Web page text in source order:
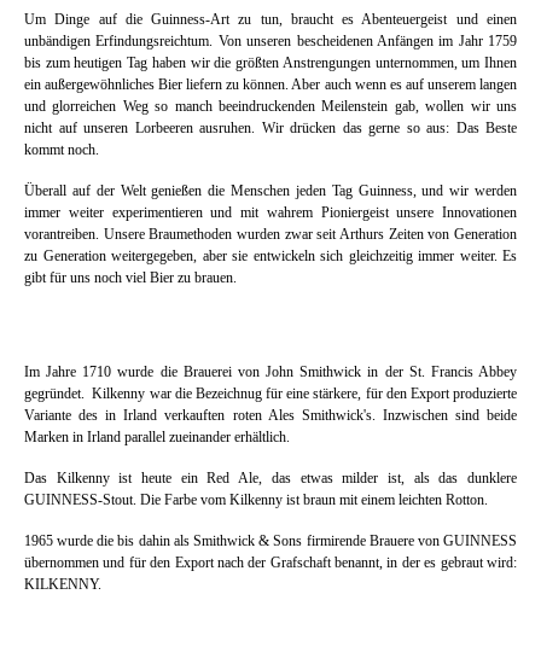
Um Dinge auf die Guinness-Art zu tun, braucht es Abenteuergeist und einen
unbändigen Erfindungsreichtum. Von unseren bescheidenen Anfängen im Jahr 1759
bis zum heutigen Tag haben wir die größten Anstrengungen unternommen, um Ihnen
ein außergewöhnliches Bier liefern zu können. Aber auch wenn es auf unserem langen
und glorreichen Weg so manch beeindruckenden Meilenstein gab, wollen wir uns
nicht auf unseren Lorbeeren ausruhen. Wir drücken das gerne so aus: Das Beste
kommt noch.
Überall auf der Welt genießen die Menschen jeden Tag Guinness, und wir werden
immer weiter experimentieren und mit wahrem Pioniergeist unsere Innovationen
vorantreiben. Unsere Braumethoden wurden zwar seit Arthurs Zeiten von Generation
zu Generation weitergegeben, aber sie entwickeln sich gleichzeitig immer weiter. Es
gibt für uns noch viel Bier zu brauen.
Im Jahre 1710 wurde die Brauerei von John Smithwick in der St. Francis Abbey
gegründet. Kilkenny war die Bezeichnug für eine stärkere, für den Export produzierte
Variante des in Irland verkauften roten Ales Smithwick's. Inzwischen sind beide
Marken in Irland parallel zueinander erhältlich.
Das Kilkenny ist heute ein Red Ale, das etwas milder ist, als das dunklere
GUINNESS-Stout. Die Farbe vom Kilkenny ist braun mit einem leichten Rotton.
1965 wurde die bis dahin als Smithwick & Sons firmirende Brauere von GUINNESS
übernommen und für den Export nach der Grafschaft benannt, in der es gebraut wird:
KILKENNY.